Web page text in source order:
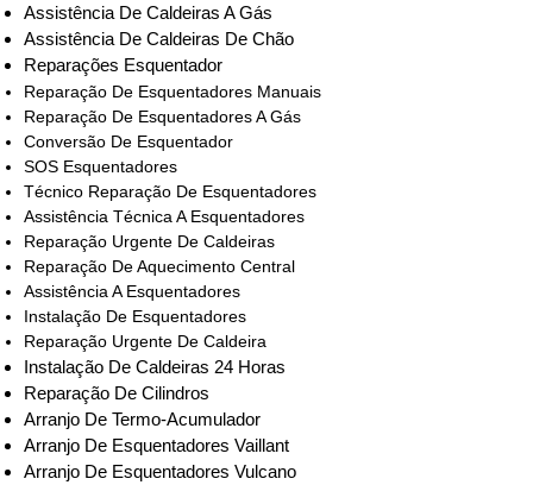
Assistência De Caldeiras A Gás
Assistência De Caldeiras De Chão
Reparações Esquentador
Reparação De Esquentadores Manuais
Reparação De Esquentadores A Gás
Conversão De Esquentador
SOS Esquentadores
Técnico Reparação De Esquentadores
Assistência Técnica A Esquentadores
Reparação Urgente De Caldeiras
Reparação De Aquecimento Central
Assistência A Esquentadores
Instalação De Esquentadores
Reparação Urgente De Caldeira
Instalação De Caldeiras 24 Horas
Reparação De Cilindros
Arranjo De Termo-Acumulador
Arranjo De Esquentadores Vaillant
Arranjo De Esquentadores Vulcano